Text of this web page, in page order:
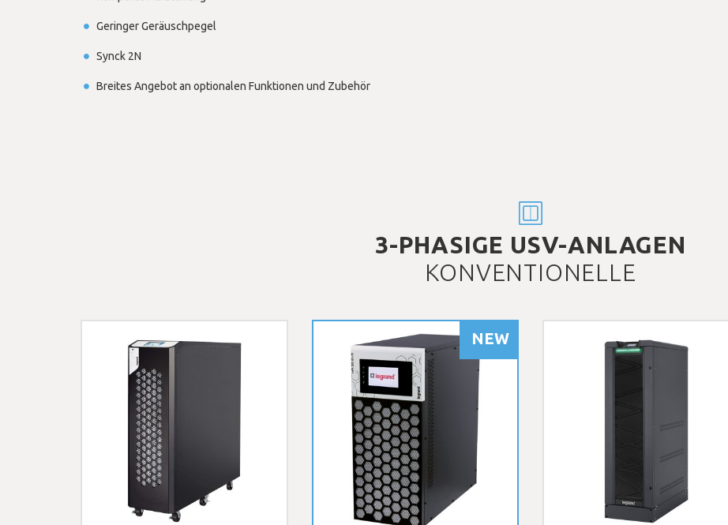
Geringer Geräuschpegel
Synck 2N
Breites Angebot an optionalen Funktionen und Zubehör
3-PHASIGE USV-ANLAGEN
KONVENTIONELLE